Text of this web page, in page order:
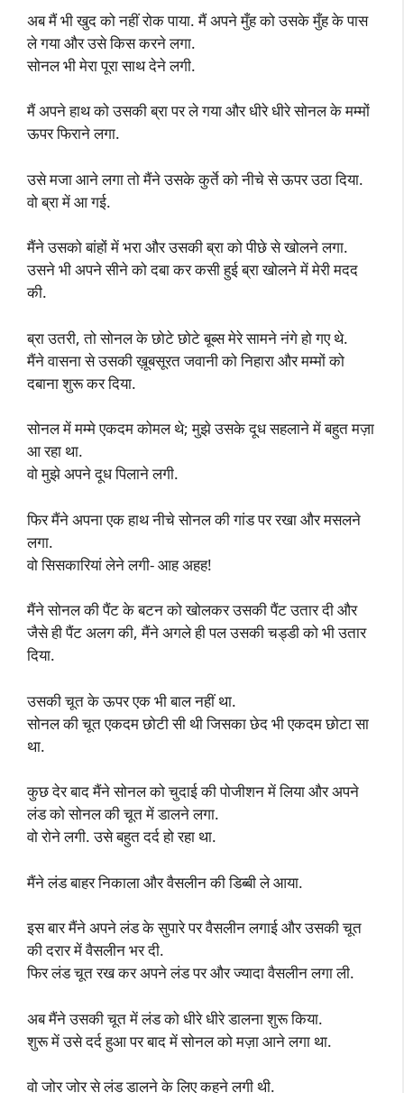
अब मैं भी खुद को नहीं रोक पाया. मैं अपने मुँह को उसके मुँह के पास
ले गया और उसे किस करने लगा.
सोनल भी मेरा पूरा साथ देने लगी.
मैं अपने हाथ को उसकी ब्रा पर ले गया और धीरे धीरे सोनल के मम्मों
ऊपर फिराने लगा.
उसे मजा आने लगा तो मैंने उसके कुर्ते को नीचे से ऊपर उठा दिया.
वो ब्रा में आ गई.
मैंने उसको बांहों में भरा और उसकी ब्रा को पीछे से खोलने लगा.
उसने भी अपने सीने को दबा कर कसी हुई ब्रा खोलने में मेरी मदद
की.
ब्रा उतरी, तो सोनल के छोटे छोटे बूब्स मेरे सामने नंगे हो गए थे.
मैंने वासना से उसकी ख़ूबसूरत जवानी को निहारा और मम्मों को
दबाना शुरू कर दिया.
सोनल में मम्मे एकदम कोमल थे; मुझे उसके दूध सहलाने में बहुत मज़ा
आ रहा था.
वो मुझे अपने दूध पिलाने लगी.
फिर मैंने अपना एक हाथ नीचे सोनल की गांड पर रखा और मसलने
लगा.
वो सिसकारियां लेने लगी- आह अहह!
मैंने सोनल की पैंट के बटन को खोलकर उसकी पैंट उतार दी और
जैसे ही पैंट अलग की, मैंने अगले ही पल उसकी चड्डी को भी उतार
दिया.
उसकी चूत‌ के ऊपर एक भी बाल नहीं था.
सोनल की चूत एकदम छोटी सी थी जिसका छेद भी एकदम छोटा सा
था.
कुछ देर बाद मैंने सोनल को चुदाई की पोजीशन में लिया और अपने
लंड को सोनल की चूत में डालने लगा.
वो रोने लगी. उसे बहुत दर्द हो रहा था.
मैंने लंड बाहर निकाला और वैसलीन की डिब्बी ले आया.
इस बार मैंने अपने लंड के सुपारे पर वैसलीन लगाई और उसकी चूत
की दरार में वैसलीन भर दी.
फिर लंड चूत रख कर अपने लंड पर और ज्यादा वैसलीन लगा ली.
अब मैंने उसकी चूत में लंड को धीरे धीरे डालना शुरू किया.
शुरू में उसे दर्द हुआ पर बाद में सोनल को मज़ा आने लगा था.
वो जोर जोर से लंड डालने के लिए कहने लगी थी.